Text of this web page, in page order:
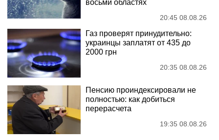
восьми областях
20:45 08.08.26
Газ проверят принудительно:
украинцы заплатят от 435 до
2000 грн
20:35 08.08.26
Пенсию проиндексировали не
полностью: как добиться
перерасчета
19:35 08.08.26